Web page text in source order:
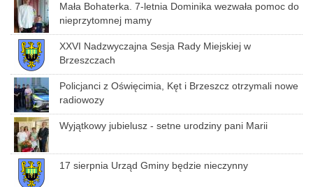
Mała Bohaterka. 7-letnia Dominika wezwała pomoc do
nieprzytomnej mamy
XXVI Nadzwyczajna Sesja Rady Miejskiej w
Brzeszczach
Policjanci z Oświęcimia, Kęt i Brzeszcz otrzymali nowe
radiowozy
Wyjątkowy jubielusz - setne urodziny pani Marii
17 sierpnia Urząd Gminy będzie nieczynny